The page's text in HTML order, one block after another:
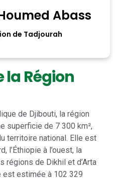
Abass
de Tadjourah
la Région
de Djibouti, la région
superficie de 7 300 km²,
territoire national. Elle est
l’Éthiopie à l’ouest, la
régions de Dikhil et d’Arta
est estimée à 102 329